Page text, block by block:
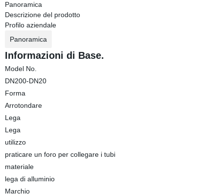
Panoramica
Descrizione del prodotto
Profilo aziendale
Panoramica
Informazioni di Base.
Model No.
DN200-DN20
Forma
Arrotondare
Lega
Lega
utilizzo
praticare un foro per collegare i tubi
materiale
lega di alluminio
Marchio